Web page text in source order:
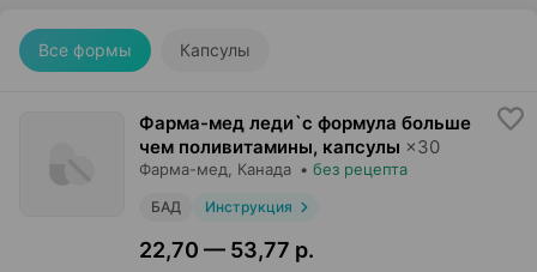
Все формы Капсулы
Фарма-мед леди`с формула больше
чем поливитамины, капсулы ×30
Фарма-мед , Канада • без рецепта
БАД Инструкция
22,70 — 53,77 р.